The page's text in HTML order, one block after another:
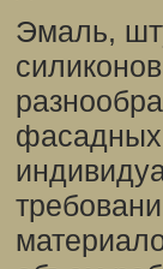
Эмаль,
фасадных